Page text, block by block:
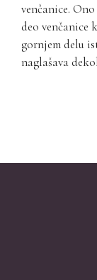
venčanice.
deo venčanice
gornjem delu
naglašava